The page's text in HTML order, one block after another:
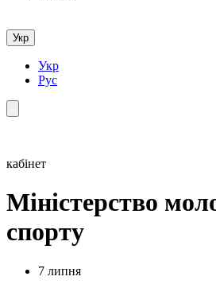
Укр
Укр
Рус
кабінет
Міністерство
спорту
7 липня